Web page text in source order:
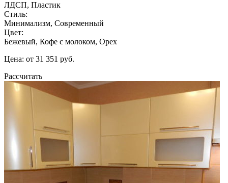
ЛДСП, Пластик
Стиль:
Минимализм, Современный
Цвет:
Бежевый, Кофе с молоком, Орех
Цена: от 31 351 руб.
Рассчитать